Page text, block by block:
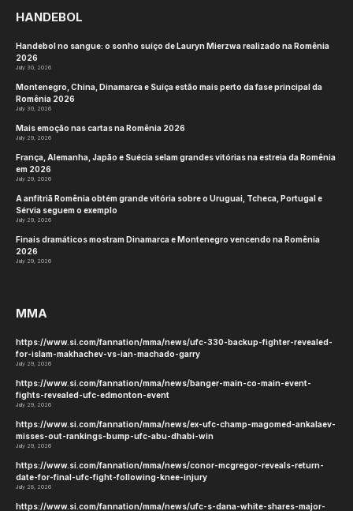
Ler:
Website